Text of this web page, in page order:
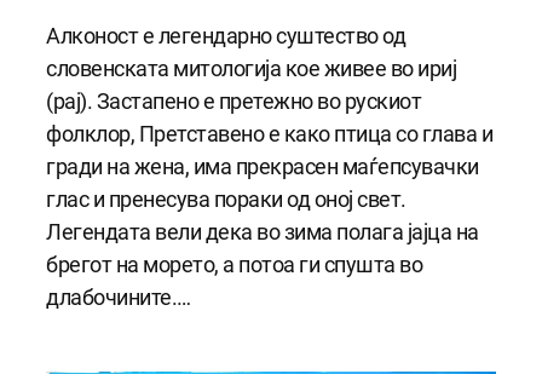
Алконост е легендарно суштество од
словенската митологија кое живее во ириј
(рај). Застапено е претежно во рускиот
фолклор, Претставено е како птица со глава и
гради на жена, има прекрасен маѓепсувачки
глас и пренесува пораки од оној свет.
Легендата вели дека во зима полага јајца на
брегот на морето, а потоа ги спушта во
длабочините.…